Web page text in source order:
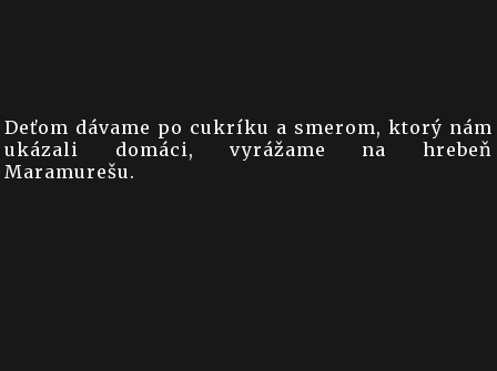
Deťom dávame po cukríku a smerom, ktorý nám
ukázali domáci, vyrážame na hrebeň
Maramurešu.